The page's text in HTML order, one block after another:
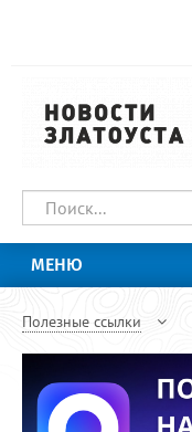
МЕНЮ
Полезные ссылки